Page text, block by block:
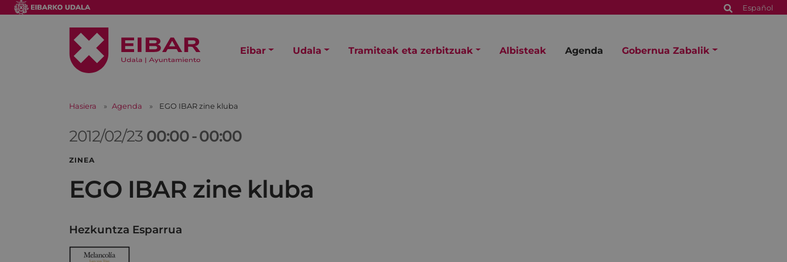
Español
Eibar Udala Tramiteak eta zerbitzuak Albisteak Agenda Gobernua Zabalik
Hasiera Agenda EGO IBAR zine kluba
2012/02/23 00:00-00:00
ZINEA
EGO IBAR zine kluba
Hezkuntza Esparrua